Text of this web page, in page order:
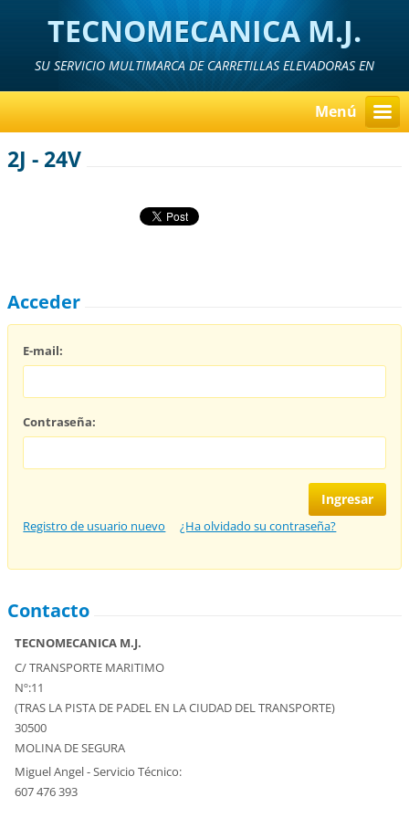
TECNOMECANICA M.J.
SU SERVICIO MULTIMARCA DE CARRETILLAS ELEVADORAS EN
Menú
2J - 24V
Acceder
E-mail:
Contraseña:
Registro de usuario nuevo ¿Ha olvidado su contraseña?
Contacto
TECNOMECANICA M.J.
C/ TRANSPORTE MARITIMO
Nº:11
(TRAS LA PISTA DE PADEL EN LA CIUDAD DEL TRANSPORTE)
30500
MOLINA DE SEGURA
Miguel Angel - Servicio Técnico:
607 476 393